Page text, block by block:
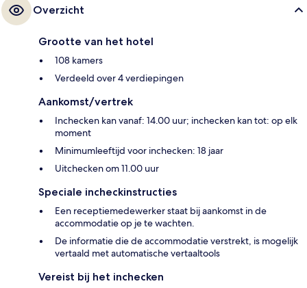
Overzicht
Grootte van het hotel
108 kamers
Verdeeld over 4 verdiepingen
Aankomst/vertrek
Inchecken kan vanaf: 14.00 uur; inchecken kan tot: op elk
moment
Minimumleeftijd voor inchecken: 18 jaar
Uitchecken om 11.00 uur
Speciale incheckinstructies
Een receptiemedewerker staat bij aankomst in de
accommodatie op je te wachten.
De informatie die de accommodatie verstrekt, is mogelijk
vertaald met automatische vertaaltools
Vereist bij het inchecken